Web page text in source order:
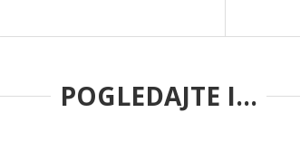
POGLEDAJTE I...